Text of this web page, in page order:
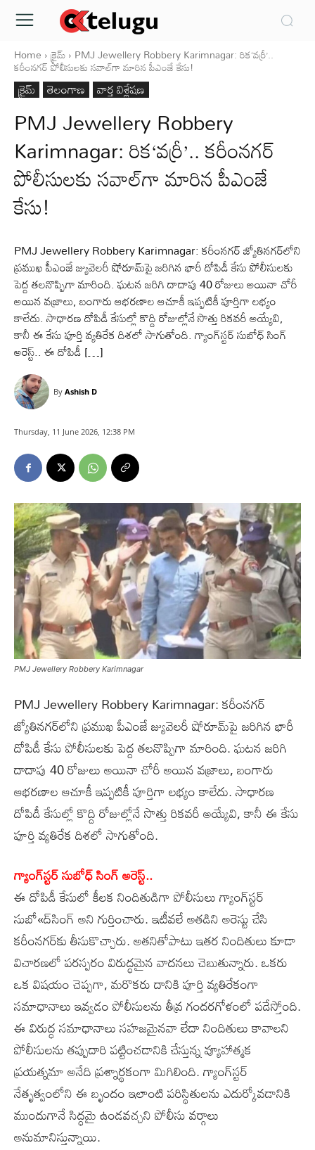
Home క్రైమ్‌ PMJ Jewellery Robbery Karimnagar: రిక‘వర్రీ’..
కరీంనగర్‌ పోలీసులకు సవాల్‌గా మారిన పీఎంజే కేసు!
క్రైమ్‌ తెలంగాణ వార్త విశ్లేషణ
PMJ Jewellery Robbery
Karimnagar: రిక‘వర్రీ’.. కరీంనగర్‌
పోలీసులకు సవాల్‌గా మారిన పీఎంజే
కేసు!
PMJ Jewellery Robbery Karimnagar: కరీంనగర్‌ జ్యోతినగర్‌లోని
ప్రముఖ పీఎంజే జ్యువెలరీ షోరూమ్‌పై జరిగిన భారీ దోపిడీ కేసు పోలీసులకు
పెద్ద తలనొప్పిగా మారింది. ఘటన జరిగి దాదాపు 40 రోజులు అయినా చోరీ
అయిన వజ్రాలు, బంగారు ఆభరణాల ఆచూకీ ఇప్పటికీ పూర్తిగా లభ్యం
కాలేదు. సాధారణ దోపిడీ కేసుల్లో కొద్ది రోజుల్లోనే సొత్తు రికవరీ అయ్యేవి,
కానీ ఈ కేసు పూర్తి వ్యతిరేక దిశలో సాగుతోంది. గ్యాంగ్‌స్టర్‌ సుబోధ్‌ సింగ్‌
అరెస్ట్‌.. ఈ దోపిడీ […]
By Ashish D
Thursday, 11 June 2026, 12:38 PM
PMJ Jewellery Robbery Karimnagar
PMJ Jewellery Robbery Karimnagar: కరీంనగర్‌
జ్యోతినగర్‌లోని ప్రముఖ పీఎంజే జ్యువెలరీ షోరూమ్‌పై జరిగిన భారీ
దోపిడీ కేసు పోలీసులకు పెద్ద తలనొప్పిగా మారింది. ఘటన జరిగి
దాదాపు 40 రోజులు అయినా చోరీ అయిన వజ్రాలు, బంగారు
ఆభరణాల ఆచూకీ ఇప్పటికీ పూర్తిగా లభ్యం కాలేదు. సాధారణ
దోపిడీ కేసుల్లో కొద్ది రోజుల్లోనే సొత్తు రికవరీ అయ్యేవి, కానీ ఈ కేసు
పూర్తి వ్యతిరేక దిశలో సాగుతోంది.
గ్యాంగ్‌స్టర్‌ సుబోధ్‌ సింగ్‌ అరెస్ట్‌..
ఈ దోపిడీ కేసులో కీలక నిందితుడిగా పోలీసులు గ్యాంగ్‌స్టర్‌
సుబో«ద్‌సింగ్‌ అని గుర్తించారు. ఇటీవలే అతడిని అరెస్టు చేసి
కరీంనగర్‌కు తీసుకొచ్చారు. అతనితోపాటు ఇతర నిందితులు కూడా
విచారణలో పరస్పరం విరుద్ధమైన వాదనలు చెబుతున్నారు. ఒకరు
ఒక విషయం చెప్పగా, మరొకరు దానికి పూర్తి వ్యతిరేకంగా
సమాధానాలు ఇవ్వడం పోలీసులను తీవ్ర గందరగోళంలో పడేస్తోంది.
ఈ విరుద్ధ సమాధానాలు సహజమైనవా లేదా నిందితులు కావాలని
పోలీసులను తప్పుదారి పట్టించడానికి చేస్తున్న వ్యూహాత్మక
ప్రయత్నమా అనేది ప్రశ్నార్థకంగా మిగిలింది. గ్యాంగ్‌స్టర్‌
నేతృత్వంలోని ఈ బృందం ఇలాంటి పరిస్థితులను ఎదుర్కోవడానికి
ముందుగానే సిద్ధమై ఉండవచ్చని పోలీసు వర్గాలు
అనుమానిస్తున్నాయి.